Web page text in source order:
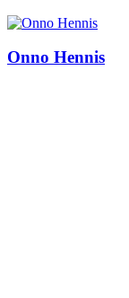
Onno Hennis